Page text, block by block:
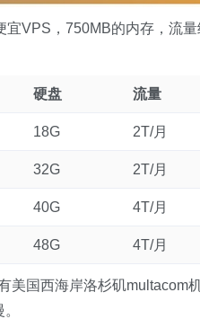
VPS，750MB的内存，流
硬盘 流量
18G 2T/月
32G 2T/月
40G 4T/月
48G 4T/月
美国西海岸洛杉矶multacom